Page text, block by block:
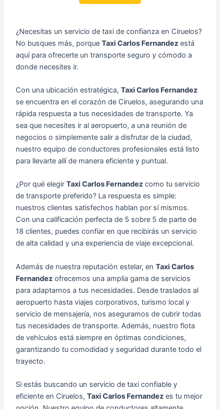
¿Necesitas un servicio de taxi de confianza en Ciruelos?
No busques más, porqueTaxi Carlos Fernandez está
aquí para ofrecerte un transporte seguro y cómodo a
donde necesites ir.
Con una ubicación estratégica,Taxi Carlos Fernandez
se encuentra en el corazón de Ciruelos, asegurando una
rápida respuesta a tus necesidades de transporte. Ya
sea que necesites ir al aeropuerto, a una reunión de
negocios o simplemente salir a disfrutar de la ciudad,
nuestro equipo de conductores profesionales está listo
para llevarte allí de manera eficiente y puntual.
¿Por qué elegirTaxi Carlos Fernandez como tu servicio
de transporte preferido? La respuesta es simple:
nuestros clientes satisfechos hablan por sí mismos.
Con una calificación perfecta de 5 sobre 5 de parte de
18 clientes, puedes confiar en que recibirás un servicio
de alta calidad y una experiencia de viaje excepcional.
Además de nuestra reputación estelar, enTaxi Carlos
Fernandez ofrecemos una amplia gama de servicios
para adaptarnos a tus necesidades. Desde traslados al
aeropuerto hasta viajes corporativos, turismo local y
servicio de mensajería, nos aseguramos de cubrir todas
tus necesidades de transporte. Además, nuestro flota
de vehículos está siempre en óptimas condiciones,
garantizando tu comodidad y seguridad durante todo el
trayecto.
Si estás buscando un servicio de taxi confiable y
eficiente en Ciruelos,Taxi Carlos Fernandez es tu mejor